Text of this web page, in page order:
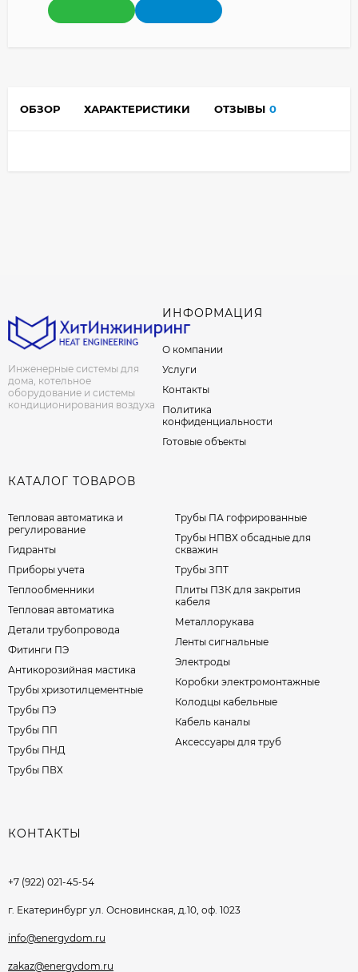
ОБЗОР ХАРАКТЕРИСТИКИ ОТЗЫВЫ 0
Инженерные системы для
дома, котельное
оборудование и системы
кондиционирования воздуха
ИНФОРМАЦИЯ
О компании
Услуги
Контакты
Политика
конфиденциальности
Готовые объекты
КАТАЛОГ ТОВАРОВ
Тепловая автоматика и
регулирование
Гидранты
Приборы учета
Теплообменники
Тепловая автоматика
Детали трубопровода
Фитинги ПЭ
Антикорозийная мастика
Трубы хризотилцементные
Трубы ПЭ
Трубы ПП
Трубы ПНД
Трубы ПВХ
Трубы ПА гофрированные
Трубы НПВХ обсадные для
скважин
Трубы ЗПТ
Плиты ПЗК для закрытия
кабеля
Металлорукава
Ленты сигнальные
Электроды
Коробки электромонтажные
Колодцы кабельные
Кабель каналы
Аксессуары для труб
КОНТАКТЫ
+7 (922) 021-45-54
г. Екатеринбург ул. Основинская, д.10, оф. 1023
info@energydom.ru
zakaz@energydom.ru